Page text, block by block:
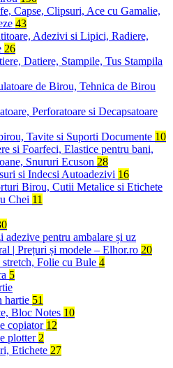
Capse, Clipsuri, Ace cu Gamalie,
43
Adezivi si Lipici, Radiere,
26
Datiere, Stampile, Tus Stampila
de Birou, Tehnica de Birou
Perforatoare si Decapsatoare
Tavite si Suporti Documente 10
si Foarfeci, Elastice pentru bani,
Snururi Ecuson 28
si Indecsi Autoadezivi 16
Birou, Cutii Metalice si Etichete
Chei 11
adezive pentru ambalare și uz
| Prețuri și modele – Elhor.ro 20
Folie cu Bule 4
5
hartie 51
Bloc Notes 10
copiator 12
plotter 2
Etichete 27